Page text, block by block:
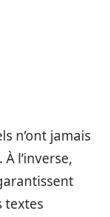
n’ont jamais
l’inverse,
textes